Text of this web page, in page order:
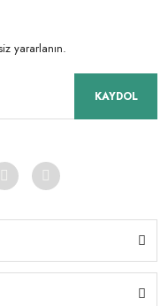
yararlanın.
KAYDOL